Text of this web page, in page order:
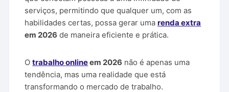
serviços, permitindo que qualquer um, com as
habilidades certas, possa gerar umarenda extra
em 2026 de maneira eficiente e prática.
Otrabalho onlineem 2026 não é apenas uma
tendência, mas uma realidade que está
transformando o mercado de trabalho.